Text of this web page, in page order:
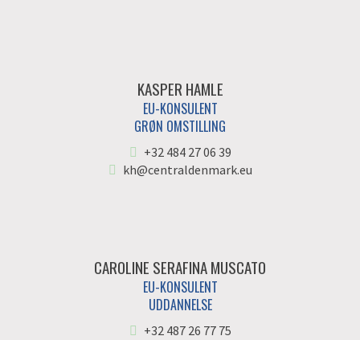
KASPER HAMLE
EU-KONSULENT
GRØN OMSTILLING
+32 484 27 06 39
kh@centraldenmark.eu
CAROLINE SERAFINA MUSCATO
EU-KONSULENT
UDDANNELSE
+32 487 26 77 75